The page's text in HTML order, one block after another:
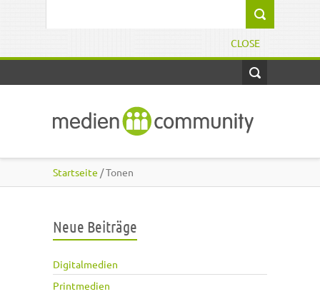
CLOSE
Startseite / Tonen
Neue Beiträge
Digitalmedien
Printmedien